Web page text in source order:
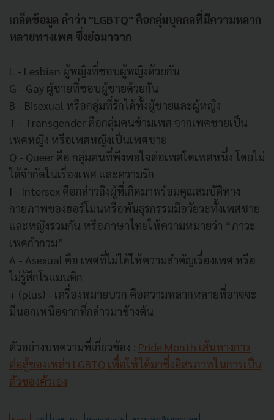
เกล็ดข้อมูล คำว่า "LGBTQ" คือกลุ่มบุคคลที่มีความหลาก
หลายทางเพศ ซึ่งย่อมาจาก
L - Lesbian ผู้หญิงที่ชอบผู้หญิงด้วยกัน
G - Gay ผู้ชายที่ชอบผู้ชายด้วยกัน
B - Bisexual หรือกลุ่มที่รักได้ทั้งผู้ชายและผู้หญิง
T - Transgender คือกลุ่มคนข้ามเพศ จากเพศชายเป็น
เพศหญิง หรือเพศหญิงเป็นเพศชาย
Q - Queer คือ กลุ่มคนที่พึงพอใจต่อเพศใดเพศหนึ่ง โดยไม่
ได้จำกัดในเรื่องเพศ และความรัก
I - Intersex คือกล่าวถึงผู้ที่เกิดมาพร้อมคุณสมบัติทาง
กายภาพของฮอร์โมนหรือพันธุรกรรมมีอวัยวะทั้งเพศชาย
และหญิงรวมกัน หรือภาษาไทยให้ความหมายว่า “ภาวะ
เพศกำกวม”
A - Asexual คือ เพศที่ไม่ได้ให้ความสำคัญเรื่องเพศ หรือ
ไม่รู้สึกโรแมนติก
+ (plus) - เครื่องหมายบวก คือความหลากหลายที่อาจจะ
มีนอกเหนือจากที่กล่าวมาข้างต้น
ตัวอย่างบทความที่เกี่ยวข้อง : Pride Month เส้นทางการ
ต่อสู้ของเหล่า LGBTQ เพื่อให้ได้มาซึ่งอิสรภาพในการเป็น
ตัวของตัวเอง